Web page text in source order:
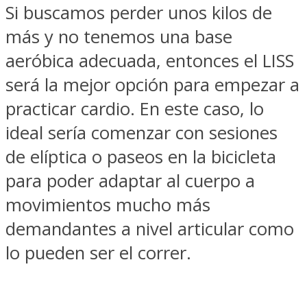
Si buscamos perder unos kilos de
más y no tenemos una base
aeróbica adecuada, entonces el LISS
será la mejor opción para empezar a
practicar cardio. En este caso, lo
ideal sería comenzar con sesiones
de elíptica o paseos en la bicicleta
para poder adaptar al cuerpo a
movimientos mucho más
demandantes a nivel articular como
lo pueden ser el correr.